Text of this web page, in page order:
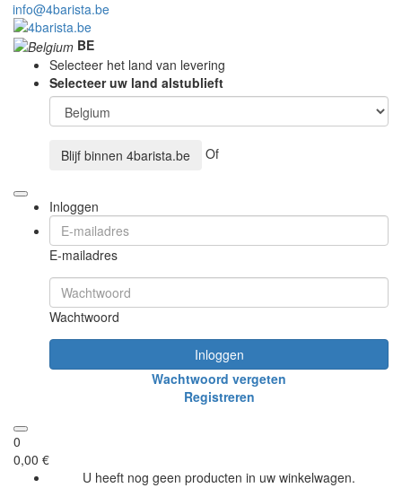
info@4barista.be
BE
Selecteer het land van levering
Selecteer uw land alstublieft
Blijf binnen 4barista.be Of
Inloggen
E-mailadres
Wachtwoord
Inloggen
Wachtwoord vergeten
Registreren
0
0,00 €
U heeft nog geen producten in uw winkelwagen.